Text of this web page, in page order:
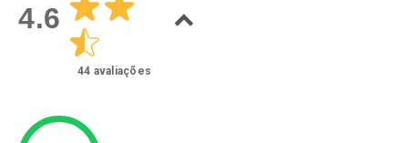
4.6
44 avaliações